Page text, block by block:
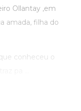
Ollantay ,em
amada, filha do
conheceu o